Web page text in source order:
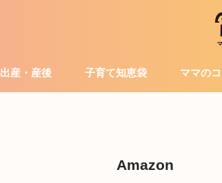
出産・産後 子育て知恵袋 ママのコ
Amazon